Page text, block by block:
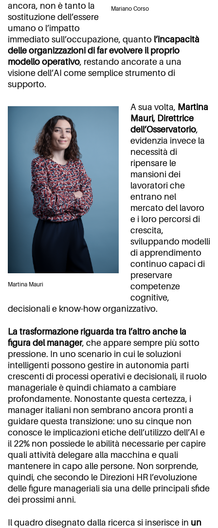
Mariano Corso
ancora, non è tanto la
sostituzione dell’essere
umano o l’impatto
immediato sull’occupazione, quanto l’incapacità
delle organizzazioni di far evolvere il proprio
modello operativo, restando ancorate a una
visione dell’AI come semplice strumento di
supporto.
Martina Mauri
A sua volta, Martina
Mauri, Direttrice
dell’Osservatorio,
evidenzia invece la
necessità di
ripensare le
mansioni dei
lavoratori che
entrano nel
mercato del lavoro
e i loro percorsi di
crescita,
sviluppando modelli
di apprendimento
continuo capaci di
preservare
competenze
cognitive,
decisionali e know-how organizzativo.
La trasformazione riguarda tra l’altro anche la
figura del manager, che appare sempre più sotto
pressione. In uno scenario in cui le soluzioni
intelligenti possono gestire in autonomia parti
crescenti di processi operativi e decisionali, il ruolo
manageriale è quindi chiamato a cambiare
profondamente. Nonostante questa certezza, i
manager italiani non sembrano ancora pronti a
guidare questa transizione: uno su cinque non
conosce le implicazioni etiche dell’utilizzo dell’AI e
il 22% non possiede le abilità necessarie per capire
quali attività delegare alla macchina e quali
mantenere in capo alle persone. Non sorprende,
quindi, che secondo le Direzioni HR l’evoluzione
delle figure manageriali sia una delle principali sfide
dei prossimi anni.
Il quadro disegnato dalla ricerca si inserisce in un